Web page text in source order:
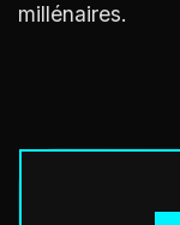
millénaires.